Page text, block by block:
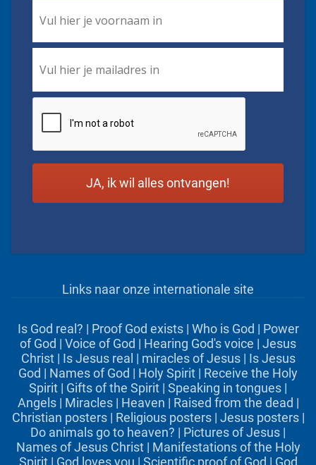
Name *
Links naar onze internationale site
Is God real? | Proof God exists| Who is God | Power
of God | Voice of God | Hearing God's voice | Jesus
Christ| Is Jesus real | miracles of Jesus| Is Jesus
God | Names of God | Holy Spirit | Receive the Holy
Spirit | Gifts of the Spirit | Speaking in tongues |
Angels| Miracles| Heaven | Raised from the dead |
Christian posters| Religious posters| Jesus posters|
Do animals go to heaven? | Pictures of Jesus |
Names of Jesus Christ| Manifestations of the Holy
Spirit| God loves you | Scientific proof of God | God